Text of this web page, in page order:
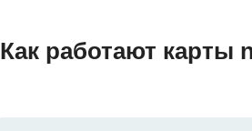
Как работают карты